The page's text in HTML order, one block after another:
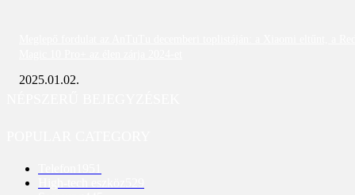
2025.01.02.